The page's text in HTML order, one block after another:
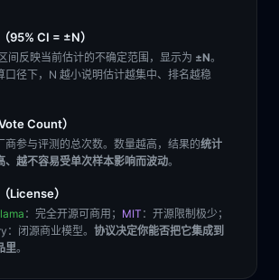
95% CI = ±N）
间反映当前估计的不确定范围，显示为 ±N。
口径下，N 越小说明估计越集中、排名越稳
Count）
商参与评测的总次数。数量越高，结果的统计
、越不容易受单次样本影响而波动。
License）
：完全开源可商用； MIT ：开源限制极少；
：闭源商业模型。 协议决定你能否把它集成到
里。